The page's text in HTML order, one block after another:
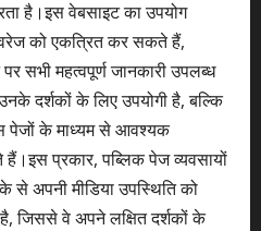
है।इस वेबसाइट का उपयोग
को एकत्रित कर सकते हैं,
सभी महत्वपूर्ण जानकारी उपलब्ध
दर्शकों के लिए उपयोगी है, बल्कि
पेजों के माध्यम से आवश्यक
प्रकार, पब्लिक पेज व्यवसायों
से अपनी मीडिया उपस्थिति को
जिससे वे अपने लक्षित दर्शकों के